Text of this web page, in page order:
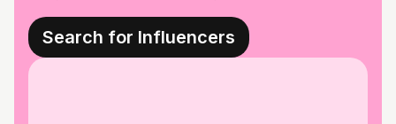
Search for Influencers